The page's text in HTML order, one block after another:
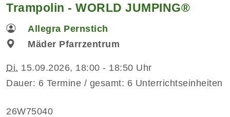
Trampolin - WORLD JUMPING®
Allegra Pernstich
Mäder Pfarrzentrum
Di. 15.09.2026, 18:00 - 18:50 Uhr
Dauer: 6 Termine / gesamt: 6 Unterrichtseinheiten
26W75040